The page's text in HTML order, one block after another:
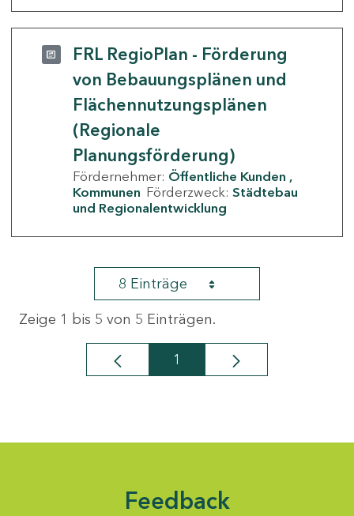
FRL RegioPlan - Förderung
von Bebauungsplänen und
Flächennutzungsplänen
(Regionale
Planungsförderung)
Fördernehmer: Öffentliche Kunden
Kommunen Förderzweck: Städtebau
und Regionalentwicklung
8 Einträge
Zeige 1 bis 5 von 5 Einträgen.
Seite
1
Feedback